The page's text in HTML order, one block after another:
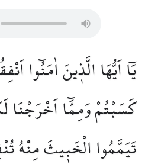
يَٓا اَيُّهَا الَّذ۪ينَ اٰمَنُٓوا
كَسَبْتُمْ وَمِمَّٓا اَخْرَجْنَا
تَيَمَّمُوا الْخَب۪يثَ مِنْهُ